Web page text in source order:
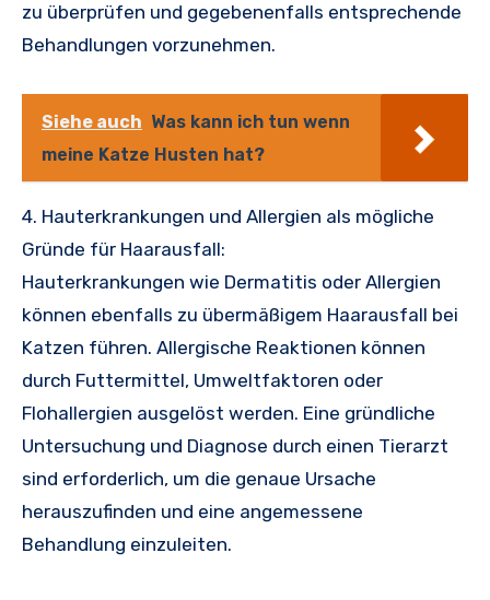
zu überprüfen und gegebenenfalls entsprechende
Behandlungen vorzunehmen.
Siehe auch Was kann ich tun wenn
meine Katze Husten hat?
4. Hauterkrankungen und Allergien als mögliche
Gründe für Haarausfall:
Hauterkrankungen wie Dermatitis oder Allergien
können ebenfalls zu übermäßigem Haarausfall bei
Katzen führen. Allergische Reaktionen können
durch Futtermittel, Umweltfaktoren oder
Flohallergien ausgelöst werden. Eine gründliche
Untersuchung und Diagnose durch einen Tierarzt
sind erforderlich, um die genaue Ursache
herauszufinden und eine angemessene
Behandlung einzuleiten.